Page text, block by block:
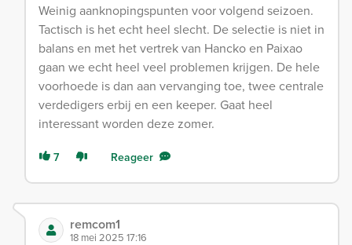
Weinig aanknopingspunten voor volgend seizoen.
Tactisch is het echt heel slecht. De selectie is niet in
balans en met het vertrek van Hancko en Paixao
gaan we echt heel veel problemen krijgen. De hele
voorhoede is dan aan vervanging toe, twee centrale
verdedigers erbij en een keeper. Gaat heel
interessant worden deze zomer.
7 Reageer
remcom1
18 mei 2025 17:16